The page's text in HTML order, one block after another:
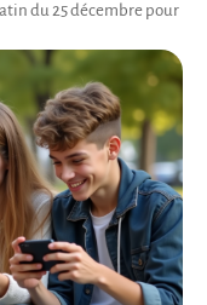
du 25 décembre pour